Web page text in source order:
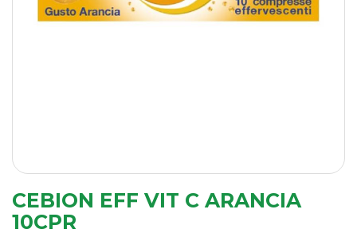
CEBION EFF VIT C ARANCIA
10CPR